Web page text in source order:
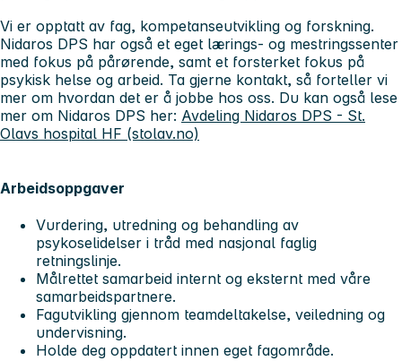
Vi er opptatt av fag, kompetanseutvikling og forskning.
Nidaros DPS har også et eget lærings- og mestringssenter
med fokus på pårørende, samt et forsterket fokus på
psykisk helse og arbeid. Ta gjerne kontakt, så forteller vi
mer om hvordan det er å jobbe hos oss. Du kan også lese
mer om Nidaros DPS her: Avdeling Nidaros DPS - St.
Olavs hospital HF (stolav.no)
Arbeidsoppgaver
Vurdering, utredning og behandling av
psykoselidelser i tråd med nasjonal faglig
retningslinje.
Målrettet samarbeid internt og eksternt med våre
samarbeidspartnere.
Fagutvikling gjennom teamdeltakelse, veiledning og
undervisning.
Holde deg oppdatert innen eget fagområde.